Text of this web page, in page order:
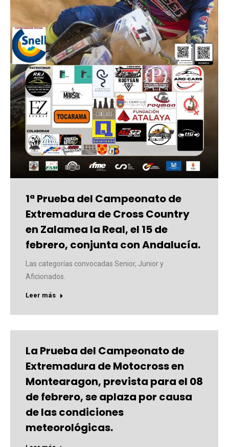
1ª Prueba del Campeonato de
Extremadura de Cross Country
en Zalamea la Real, el 15 de
febrero, conjunta con Andalucía.
Las categorías convocadas Senior, Junior y
Aficionados.
Leer más
La Prueba del Campeonato de
Extremadura de Motocross en
Montearagon, prevista para el 08
de febrero, se aplaza por causa
de las condiciones
meteorológicas.